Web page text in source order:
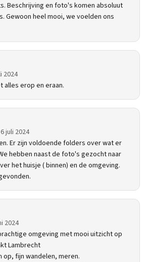
Beschrijving en foto's komen absoluut
Gewoon heel mooi, we voelden ons
2024
alles erop en eraan.
6 juli 2024
Er zijn voldoende folders over wat er
hebben naast de foto's gezocht naar
het huisje ( binnen) en de omgeving.
2024
omgeving met mooi uitzicht op
Lambrecht
op, fijn wandelen, meren.